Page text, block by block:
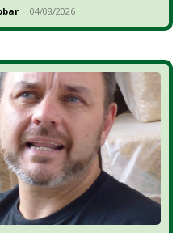
- 04/08/2026